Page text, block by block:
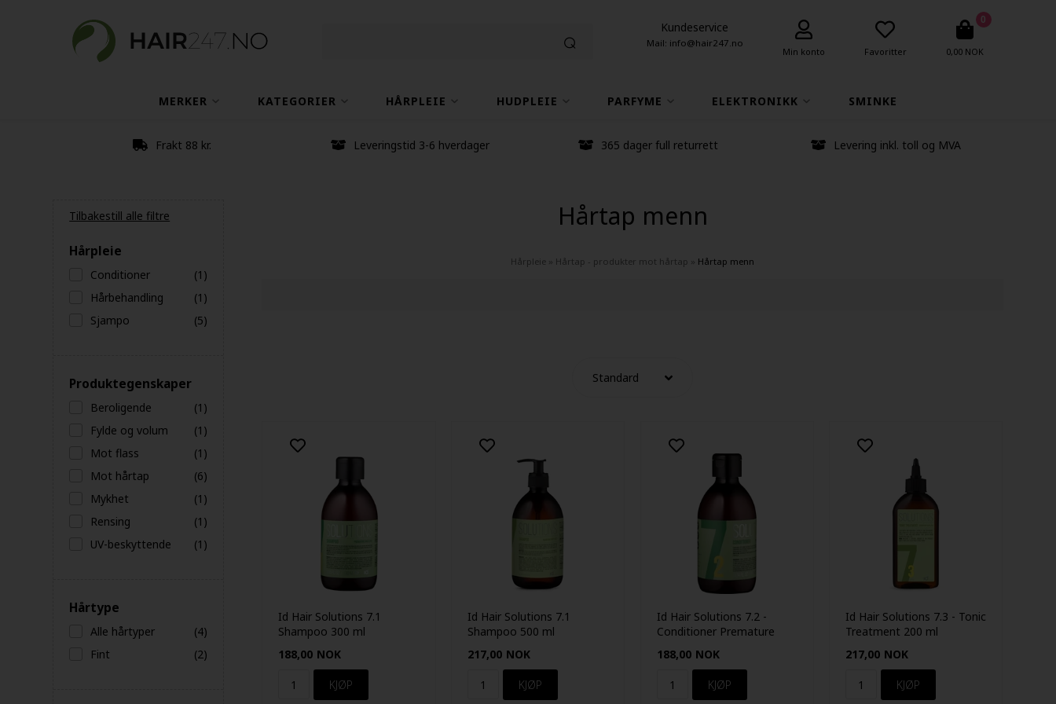
Kundeservice
Mail: info@hair247.no
Min konto Favoritter
0
0,00 NOK
MERKER KATEGORIER HÅRPLEIE HUDPLEIE PARFYME ELEKTRONIKK SMINKE
Frakt 88 kr. Leveringstid 3-6 hverdager 365 dager full returrett Levering inkl. toll og MVA
Tilbakestill alle filtre
Hårpleie
Conditioner
(1)
Hårbehandling
(1)
Sjampo
(5)
Produktegenskaper
Beroligende
(1)
Fylde og volum
(1)
Mot flass
(1)
Mot hårtap
(6)
Mykhet
(1)
Rensing
(1)
UV-beskyttende
(1)
Hårtype
Alle hårtyper
(4)
Fint
(2)
Hårtap menn
Hårpleie » Hårtap - produkter mot hårtap » Hårtap menn
Id Hair Solutions 7.1
Shampoo 300 ml
188,00 NOK
Id Hair Solutions 7.1
Shampoo 500 ml
217,00 NOK
Id Hair Solutions 7.2 -
Conditioner Premature
188,00 NOK
Id Hair Solutions 7.3 - Tonic
Treatment 200 ml
217,00 NOK